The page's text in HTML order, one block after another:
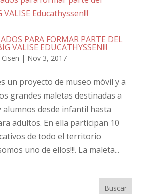
PARA FORMAR PARTE DEL
VALISE EDUCATHYSSEN!!!
| Nov 3, 2017
un proyecto de museo móvil y a
grandes maletas destinadas a
desde infantil hasta
adultos. En ella participan 10
de todo el territorio
somos uno de ellos!!!. La maleta...